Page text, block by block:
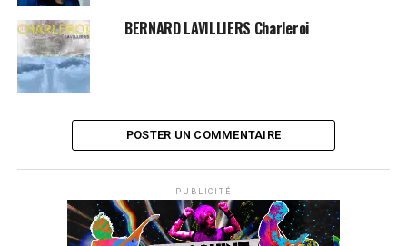
BERNARD LAVILLIERS Charleroi
POSTER UN COMMENTAIRE
PUBLICITÉ